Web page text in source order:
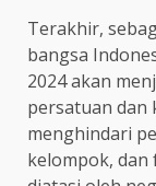
Terakhir,
bangsa
2024 akan
persatuan dan
menghindari
kelompok, dan